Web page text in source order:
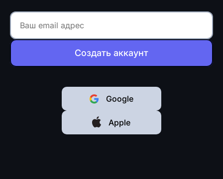
Создать аккаунт
Google
Apple